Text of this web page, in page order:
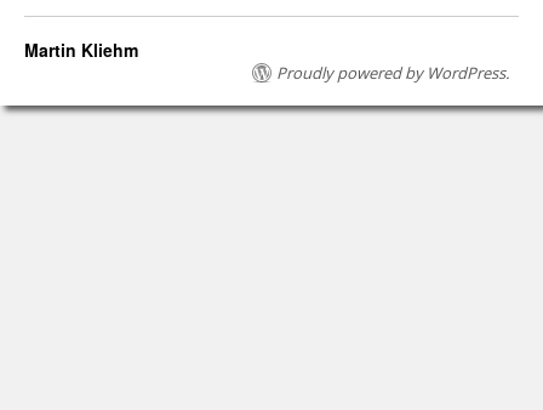
Martin Kliehm
Proudly powered by WordPress.